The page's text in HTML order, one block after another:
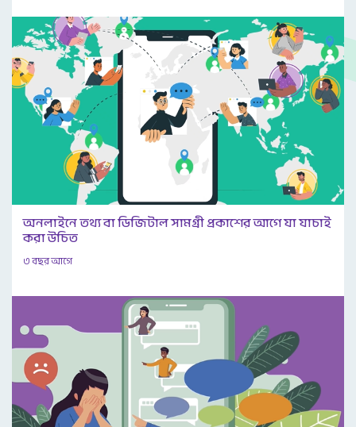
অনলাইনে তথ্য বা ডিজিটাল সামগ্রী প্রকাশের আগে যা যাচাই
করা উচিত
৩ বছর আগে